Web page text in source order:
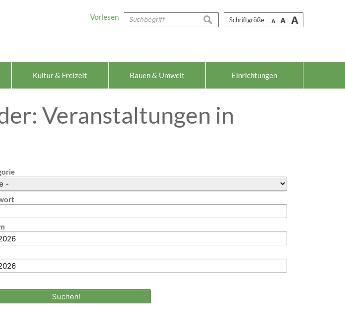
Schriftgröße A A A
suchen
Vorlesen
Kultur & Freizeit Bauen & Umwelt Einrichtungen
Veranstaltungen in